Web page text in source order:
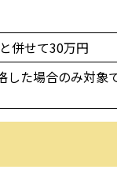
併せて30万円
した場合のみ対象